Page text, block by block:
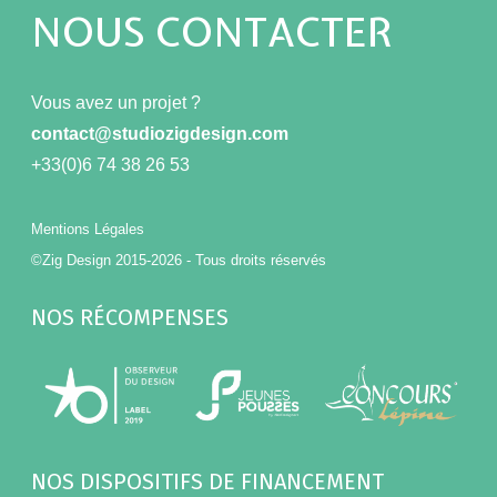
NOUS CONTACTER
Vous avez un projet ?
contact@studiozigdesign.com
+33(0)6 74 38 26 53
Mentions Légales
©Zig Design 2015-2026 - Tous droits réservés
NOS RÉCOMPENSES
NOS DISPOSITIFS DE FINANCEMENT